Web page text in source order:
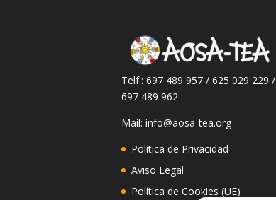
Telf.: 697 489 957 / 625 029 229 /
697 489 962
Mail: info@aosa-tea.org
Política de Privacidad
Aviso Legal
Política de Cookies (UE)